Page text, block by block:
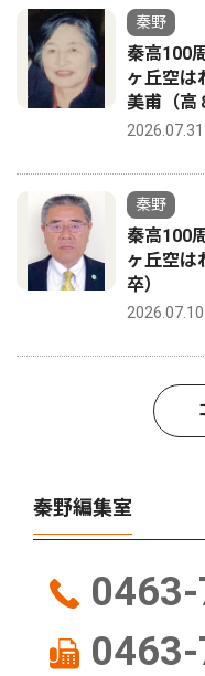
秦野
秦高100
ヶ丘空は
美甫（高
2026.07.31
秦野
秦高100
ヶ丘空
卒）
2026.07.10
秦野編集室